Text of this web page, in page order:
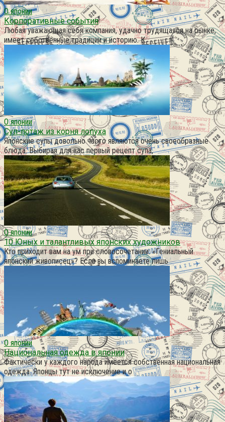
О японии
Корпоративные события
Любая уважающая себя компания, удачно трудящаяся на рынке,
имеет собственные традиции и историю. К
О японии
Суп-потаж из корня лопуха
Японские супы довольно часто являются очень своеобразные
блюда. Выбирая для вас первый рецепт супа,
О японии
10 Юных и талантливых японских художников
Кто приходит вам на ум при словосочетании: «Гениальный
японский живописец»? Если вы вспоминаете лишь
О японии
Национальная одежда в японии
Фактически у каждого народа имеется собственная национальная
одежда. Японцы тут не исключение и о